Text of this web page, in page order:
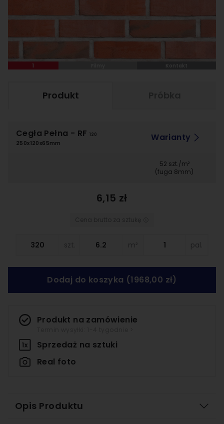
1 Kontakt
Produkt
Cegła Pełna - RF 120
250x120x65mm
Warianty
52 szt./m²
(fuga 8mm)
6,15 zł
pal.
Dodaj do koszyka (1968,00 zł)
Produkt na zamówienie
Sprzedaż na sztuki
Real foto
Opis Produktu